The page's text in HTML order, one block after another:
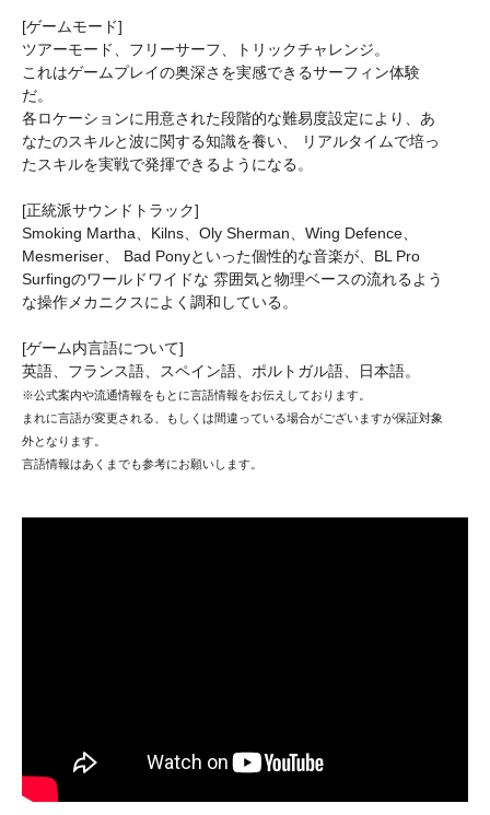
[ゲームモード]
ツアーモード、フリーサーフ、トリックチャレンジ。
これはゲームプレイの奥深さを実感できるサーフィン体験
だ。
各ロケーションに用意された段階的な難易度設定により、あ
なたのスキルと波に関する知識を養い、 リアルタイムで培っ
たスキルを実戦で発揮できるようになる。
[正統派サウンドトラック]
Smoking Martha、Kilns、Oly Sherman、Wing Defence、
Mesmeriser、 Bad Ponyといった個性的な音楽が、BL Pro
Surfingのワールドワイドな 雰囲気と物理ベースの流れるよう
な操作メカニクスによく調和している。
[ゲーム内言語について]
英語、フランス語、スペイン語、ポルトガル語、日本語。
※公式案内や流通情報をもとに言語情報をお伝えしております。
まれに言語が変更される、もしくは間違っている場合がございますが保証対象
外となります。
言語情報はあくまでも参考にお願いします。